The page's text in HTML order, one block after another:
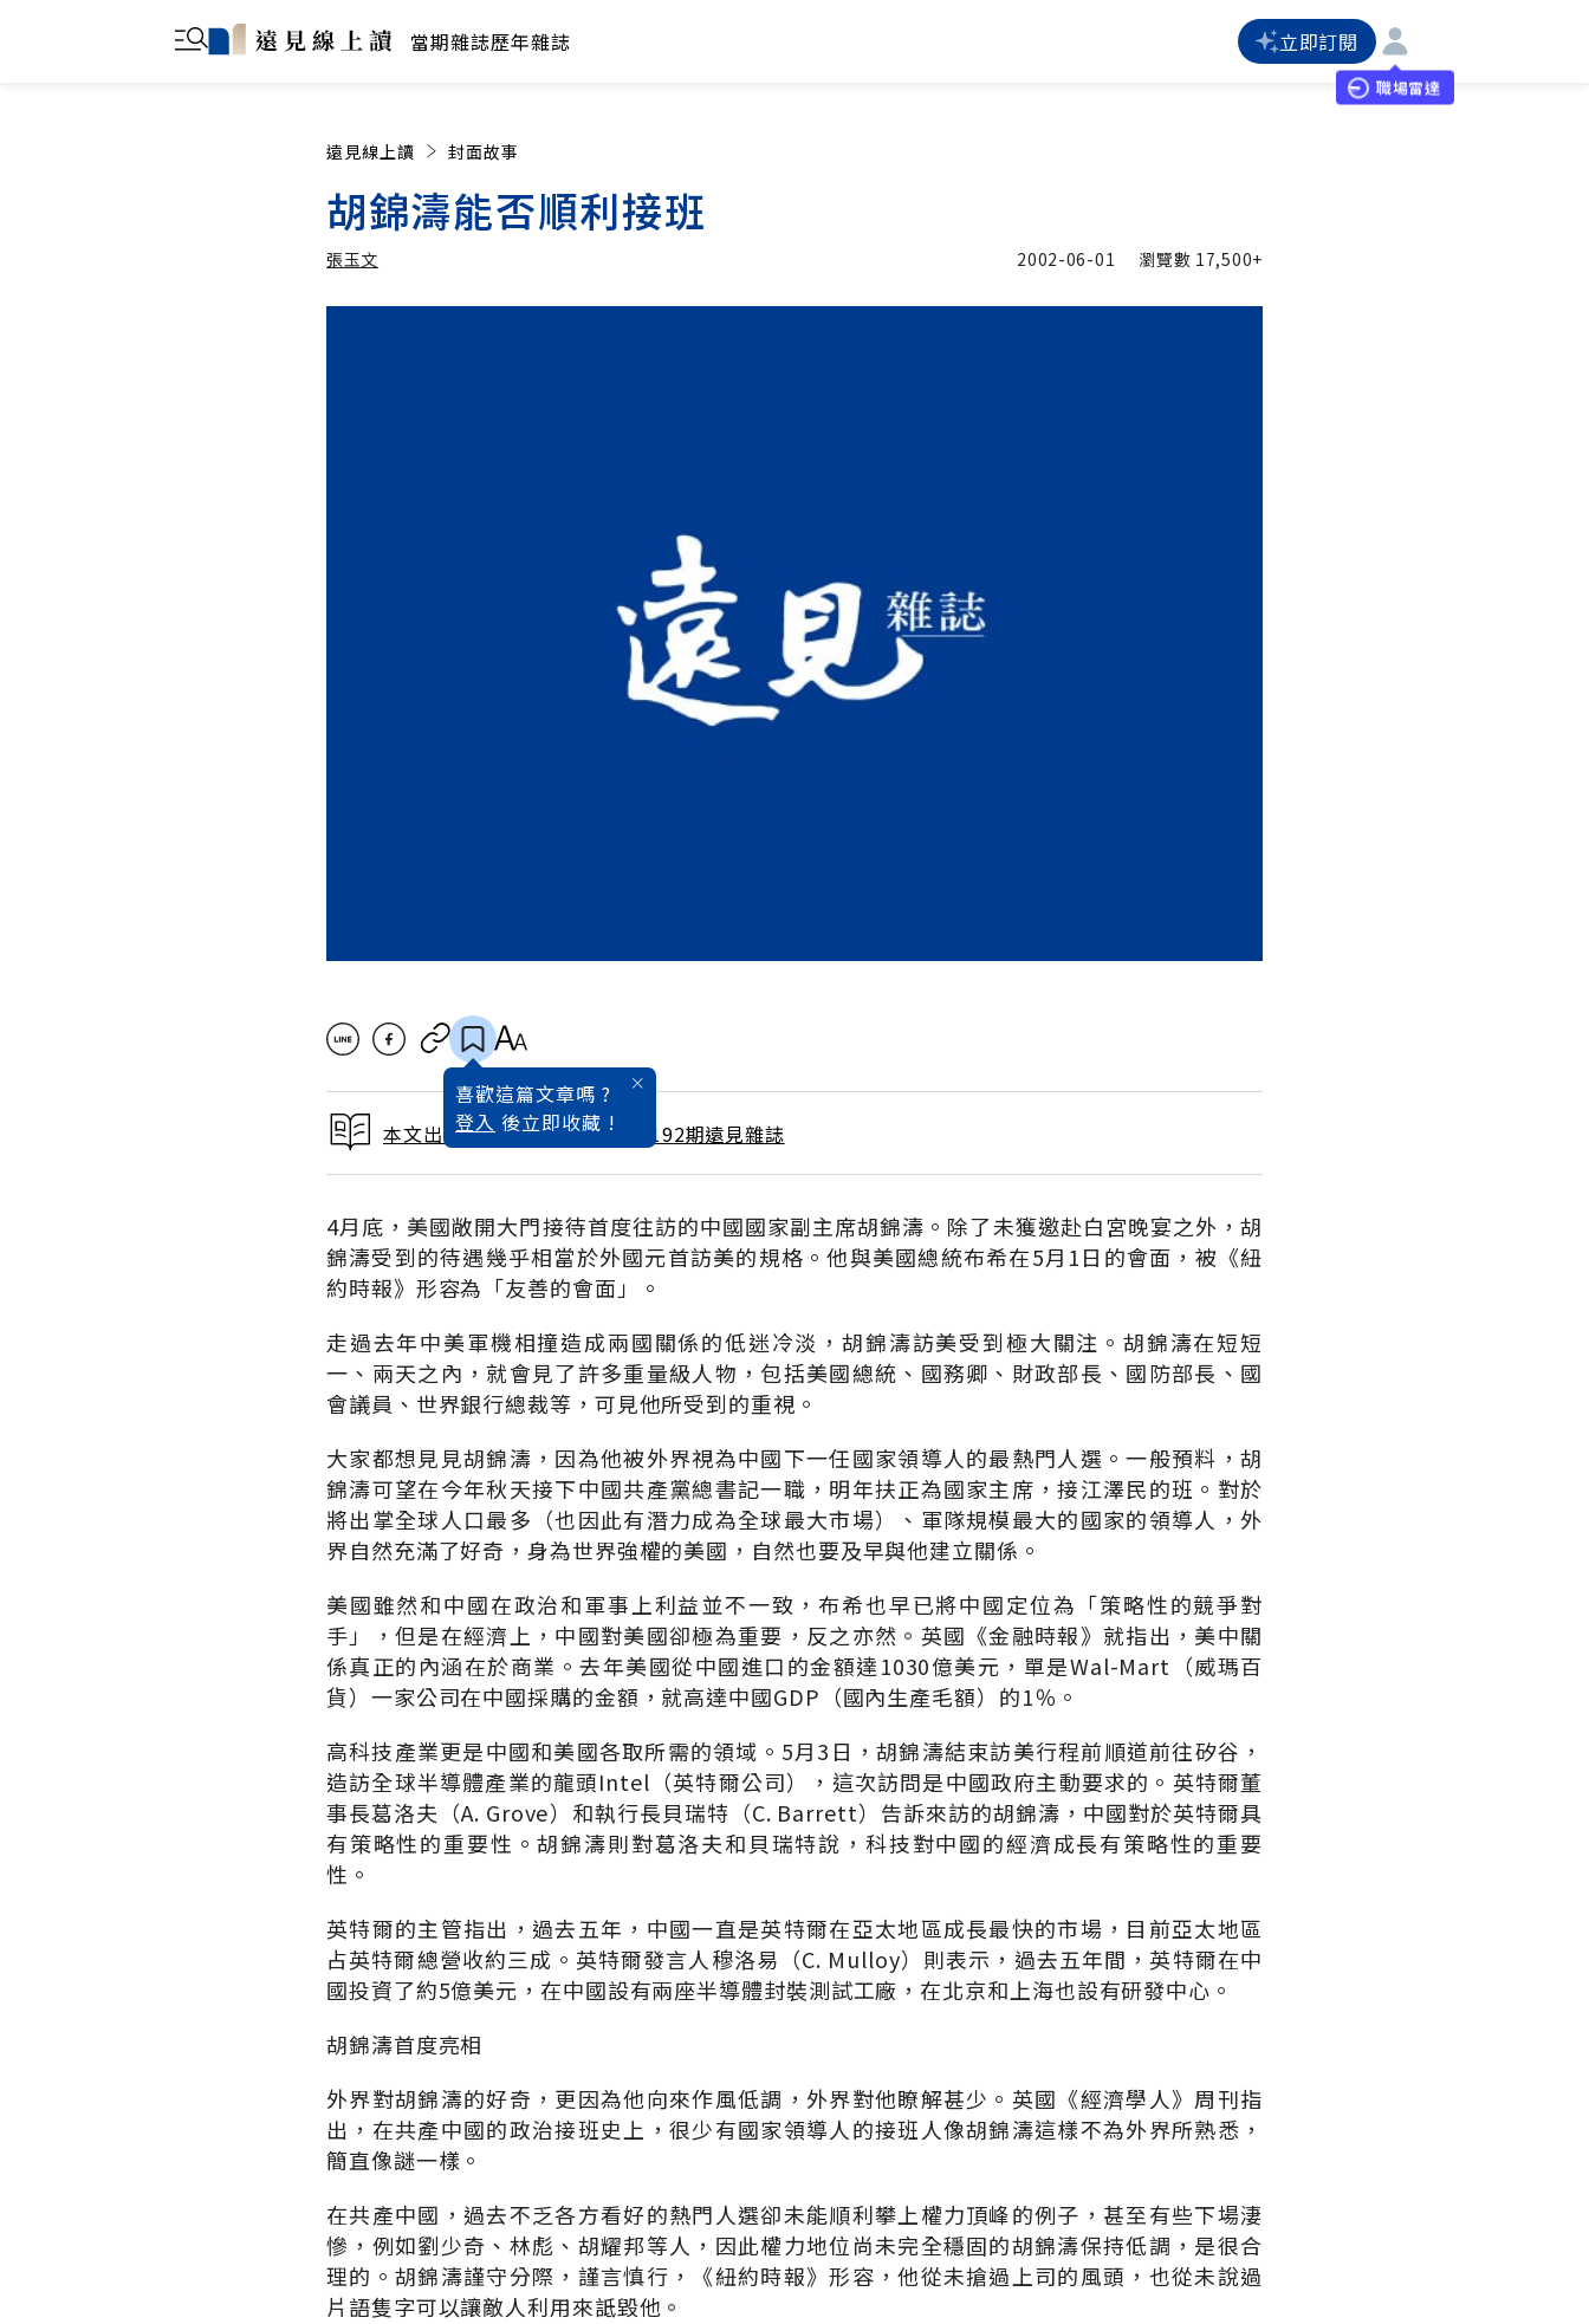
當期雜誌歷年雜誌 立即訂閱
職場雷達
遠見線上讀 封面故事
胡錦濤能否順利接班
張玉文 2002-06-01 瀏覽數 17,500+
喜歡這篇文章嗎 ?
登入 後立即收藏 !
本文出自 2002 / 6月號雜誌 第192期遠見雜誌
4月底，美國敞開大門接待首度往訪的中國國家副主席胡錦濤。除了未獲邀赴白宮晚宴之外，胡
錦濤受到的待遇幾乎相當於外國元首訪美的規格。他與美國總統布希在5月1日的會面，被《紐
約時報》形容為「友善的會面」。
走過去年中美軍機相撞造成兩國關係的低迷冷淡，胡錦濤訪美受到極大關注。胡錦濤在短短
一、兩天之內，就會見了許多重量級人物，包括美國總統、國務卿、財政部長、國防部長、國
會議員、世界銀行總裁等，可見他所受到的重視。
大家都想見見胡錦濤，因為他被外界視為中國下一任國家領導人的最熱門人選。一般預料，胡
錦濤可望在今年秋天接下中國共產黨總書記一職，明年扶正為國家主席，接江澤民的班。對於
將出掌全球人口最多（也因此有潛力成為全球最大市場）、軍隊規模最大的國家的領導人，外
界自然充滿了好奇，身為世界強權的美國，自然也要及早與他建立關係。
美國雖然和中國在政治和軍事上利益並不一致，布希也早已將中國定位為「策略性的競爭對
手」，但是在經濟上，中國對美國卻極為重要，反之亦然。英國《金融時報》就指出，美中關
係真正的內涵在於商業。去年美國從中國進口的金額達1030億美元，單是Wal-Mart（威瑪百
貨）一家公司在中國採購的金額，就高達中國GDP（國內生產毛額）的1％。
高科技產業更是中國和美國各取所需的領域。5月3日，胡錦濤結束訪美行程前順道前往矽谷，
造訪全球半導體產業的龍頭Intel（英特爾公司），這次訪問是中國政府主動要求的。英特爾董
事長葛洛夫（A. Grove）和執行長貝瑞特（C. Barrett）告訴來訪的胡錦濤，中國對於英特爾具
有策略性的重要性。胡錦濤則對葛洛夫和貝瑞特說，科技對中國的經濟成長有策略性的重要
性。
英特爾的主管指出，過去五年，中國一直是英特爾在亞太地區成長最快的市場，目前亞太地區
占英特爾總營收約三成。英特爾發言人穆洛易（C. Mulloy）則表示，過去五年間，英特爾在中
國投資了約5億美元，在中國設有兩座半導體封裝測試工廠，在北京和上海也設有研發中心。
胡錦濤首度亮相
外界對胡錦濤的好奇，更因為他向來作風低調，外界對他瞭解甚少。英國《經濟學人》周刊指
出，在共產中國的政治接班史上，很少有國家領導人的接班人像胡錦濤這樣不為外界所熟悉，
簡直像謎一樣。
在共產中國，過去不乏各方看好的熱門人選卻未能順利攀上權力頂峰的例子，甚至有些下場淒
慘，例如劉少奇、林彪、胡耀邦等人，因此權力地位尚未完全穩固的胡錦濤保持低調，是很合
理的。胡錦濤謹守分際，謹言慎行，《紐約時報》形容，他從未搶過上司的風頭，也從未說過
片語隻字可以讓敵人利用來詆毀他。